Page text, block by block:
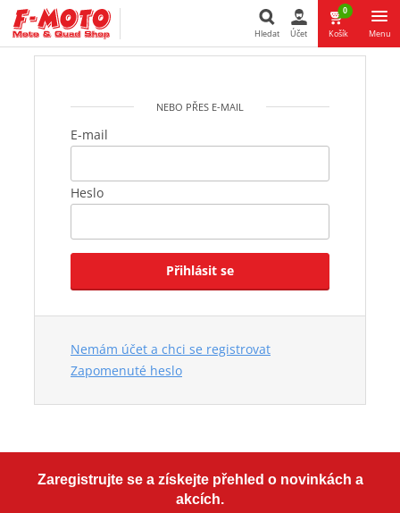
Hledat Účet
0
Košík Menu
NEBO PŘES E-MAIL
E-mail
Heslo
Přihlásit se
Nemám účet a chci se registrovat
Zapomenuté heslo
Zaregistrujte se a získejte přehled o novinkách a
akcích.